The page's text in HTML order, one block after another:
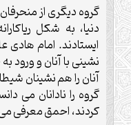
گروه دیگری از منحرفان،
دنیا، به شکل
ایستادند. امام هادی
نشینی با آنان و ورود
آنان را هم نشینان شیطان
گروه را نادانان می
کردند، احمق معرفی می